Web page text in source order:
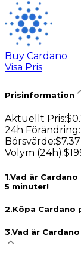
Buy Cardano
Visa Pris
Prisinformation
Aktuellt Pris:$
24h Förändring:
Börsvärde:$
Volym (24h):$
1.Vad är
5 minuter!
2.Köpa Cardano
3.Vad är Cardano